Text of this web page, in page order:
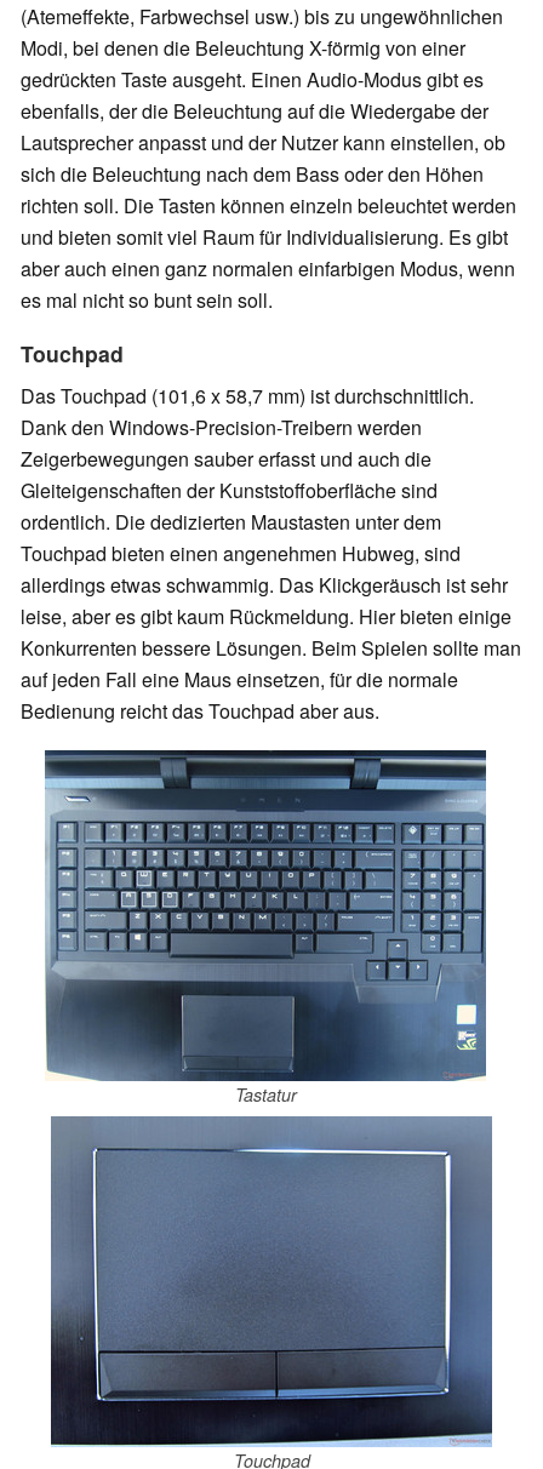
(Atemeffekte, Farbwechsel usw.) bis zu ungewöhnlichen
Modi, bei denen die Beleuchtung X-förmig von einer
gedrückten Taste ausgeht. Einen Audio-Modus gibt es
ebenfalls, der die Beleuchtung auf die Wiedergabe der
Lautsprecher anpasst und der Nutzer kann einstellen, ob
sich die Beleuchtung nach dem Bass oder den Höhen
richten soll. Die Tasten können einzeln beleuchtet werden
und bieten somit viel Raum für Individualisierung. Es gibt
aber auch einen ganz normalen einfarbigen Modus, wenn
es mal nicht so bunt sein soll.
Touchpad
Das Touchpad (101,6 x 58,7 mm) ist durchschnittlich.
Dank den Windows-Precision-Treibern werden
Zeigerbewegungen sauber erfasst und auch die
Gleiteigenschaften der Kunststoffoberfläche sind
ordentlich. Die dedizierten Maustasten unter dem
Touchpad bieten einen angenehmen Hubweg, sind
allerdings etwas schwammig. Das Klickgeräusch ist sehr
leise, aber es gibt kaum Rückmeldung. Hier bieten einige
Konkurrenten bessere Lösungen. Beim Spielen sollte man
auf jeden Fall eine Maus einsetzen, für die normale
Bedienung reicht das Touchpad aber aus.
Tastatur
Touchpad